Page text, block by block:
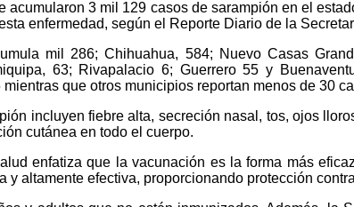
acumularon 3 mil 129 casos de sarampión en el
enfermedad, según el Reporte Diario de la
mil 286; Chihuahua, 584; Nuevo Casas
63; Rivapalacio 6; Guerrero 55 y
que otros municipios reportan menos de 30
incluyen fiebre alta, secreción nasal, tos, ojos
cutánea en todo el cuerpo.
enfatiza que la vacunación es la forma más
y altamente efectiva, proporcionando protección